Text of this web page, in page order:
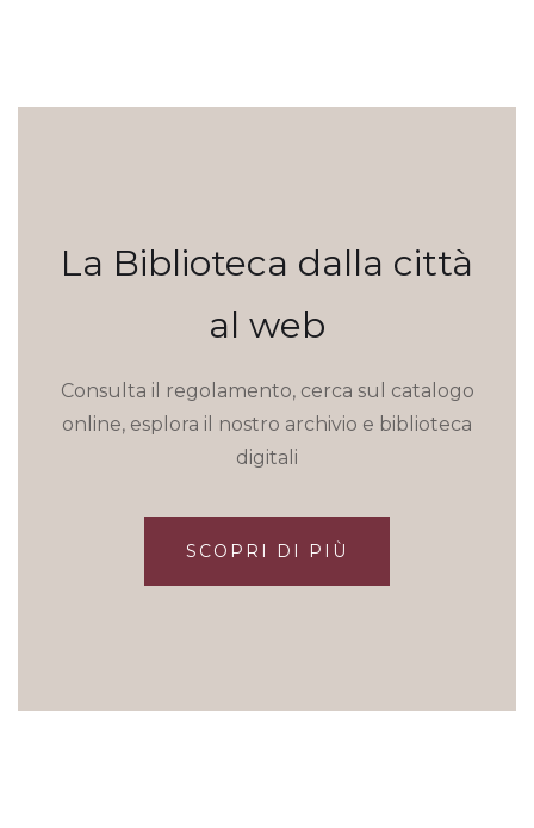
La Biblioteca dalla città
al web
Consulta il regolamento, cerca sul catalogo
online, esplora il nostro archivio e biblioteca
digitali
SCOPRI DI PIÙ